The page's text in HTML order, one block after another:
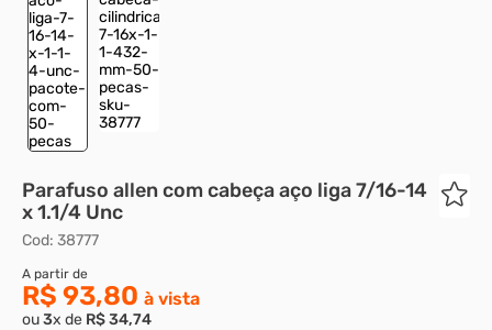
Parafuso allen com cabeça aço liga 7/16-14
x 1.1/4 Unc
Cod: 38777
R$ 93,80
ou3x de R$34,74
7º
parafuso madeira
8 º
rebite rosca
9º
parafuso allen 5
10
parafuso 5